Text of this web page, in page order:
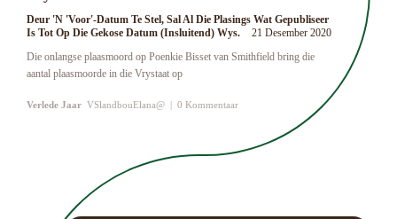
Deur 'n 'Voor'-Datum Te Stel, Sal Al Die Plasings Wat Gepubliseer
Is Tot Op Die Gekose Datum (insluitend) Wys.
21 Desember 2020
Die onlangse plaasmoord op Poenkie Bisset van Smithfield bring die
aantal plaasmoorde in die Vrystaat op
Verlede Jaar VSlandbouElana@ | 0 Kommentaar